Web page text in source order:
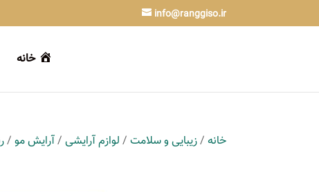
info@ranggiso.ir
خانه
خانه /زیبایی و سلامت / لوازم آرایشی /آرایش مو /